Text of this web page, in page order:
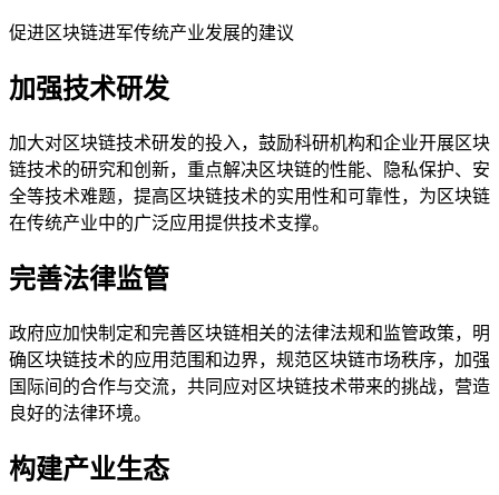
促进区块链进军传统产业发展的建议
加强技术研发
加大对区块链技术研发的投入，鼓励科研机构和企业开展区块
链技术的研究和创新，重点解决区块链的性能、隐私保护、安
全等技术难题，提高区块链技术的实用性和可靠性，为区块链
在传统产业中的广泛应用提供技术支撑。
完善法律监管
政府应加快制定和完善区块链相关的法律法规和监管政策，明
确区块链技术的应用范围和边界，规范区块链市场秩序，加强
国际间的合作与交流，共同应对区块链技术带来的挑战，营造
良好的法律环境。
构建产业生态